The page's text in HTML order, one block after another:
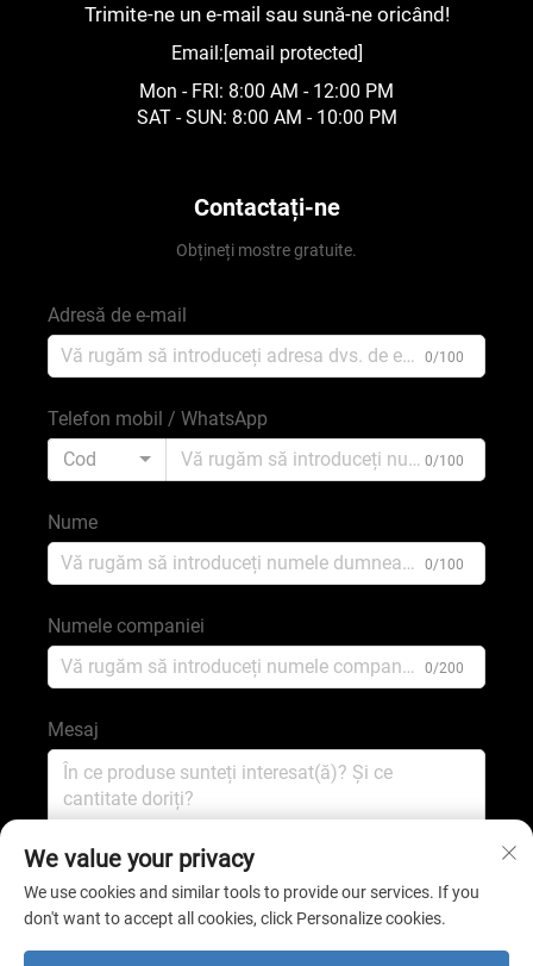
Trimite-ne un e-mail sau sună-ne oricând!
Email:[email protected]
Mon - FRI: 8:00 AM - 12:00 PM
SAT - SUN: 8:00 AM - 10:00 PM
Contactați-ne
Obțineți mostre gratuite.
Adresă de e-mail
0/100
Telefon mobil / WhatsApp
Cod
0/100
Nume
0/100
Numele companiei
0/200
Mesaj
Trimiteți
We value your privacy
We use cookies and similar tools to provide our services. If you
don't want to accept all cookies, click Personalize cookies.